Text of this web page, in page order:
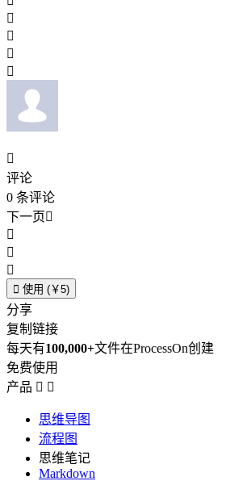





评论
0 条评论
下一页



 使用 (￥5)
分享
复制链接
每天有100,000+文件在ProcessOn创建
免费使用
产品  
思维导图
流程图
思维笔记
Markdown